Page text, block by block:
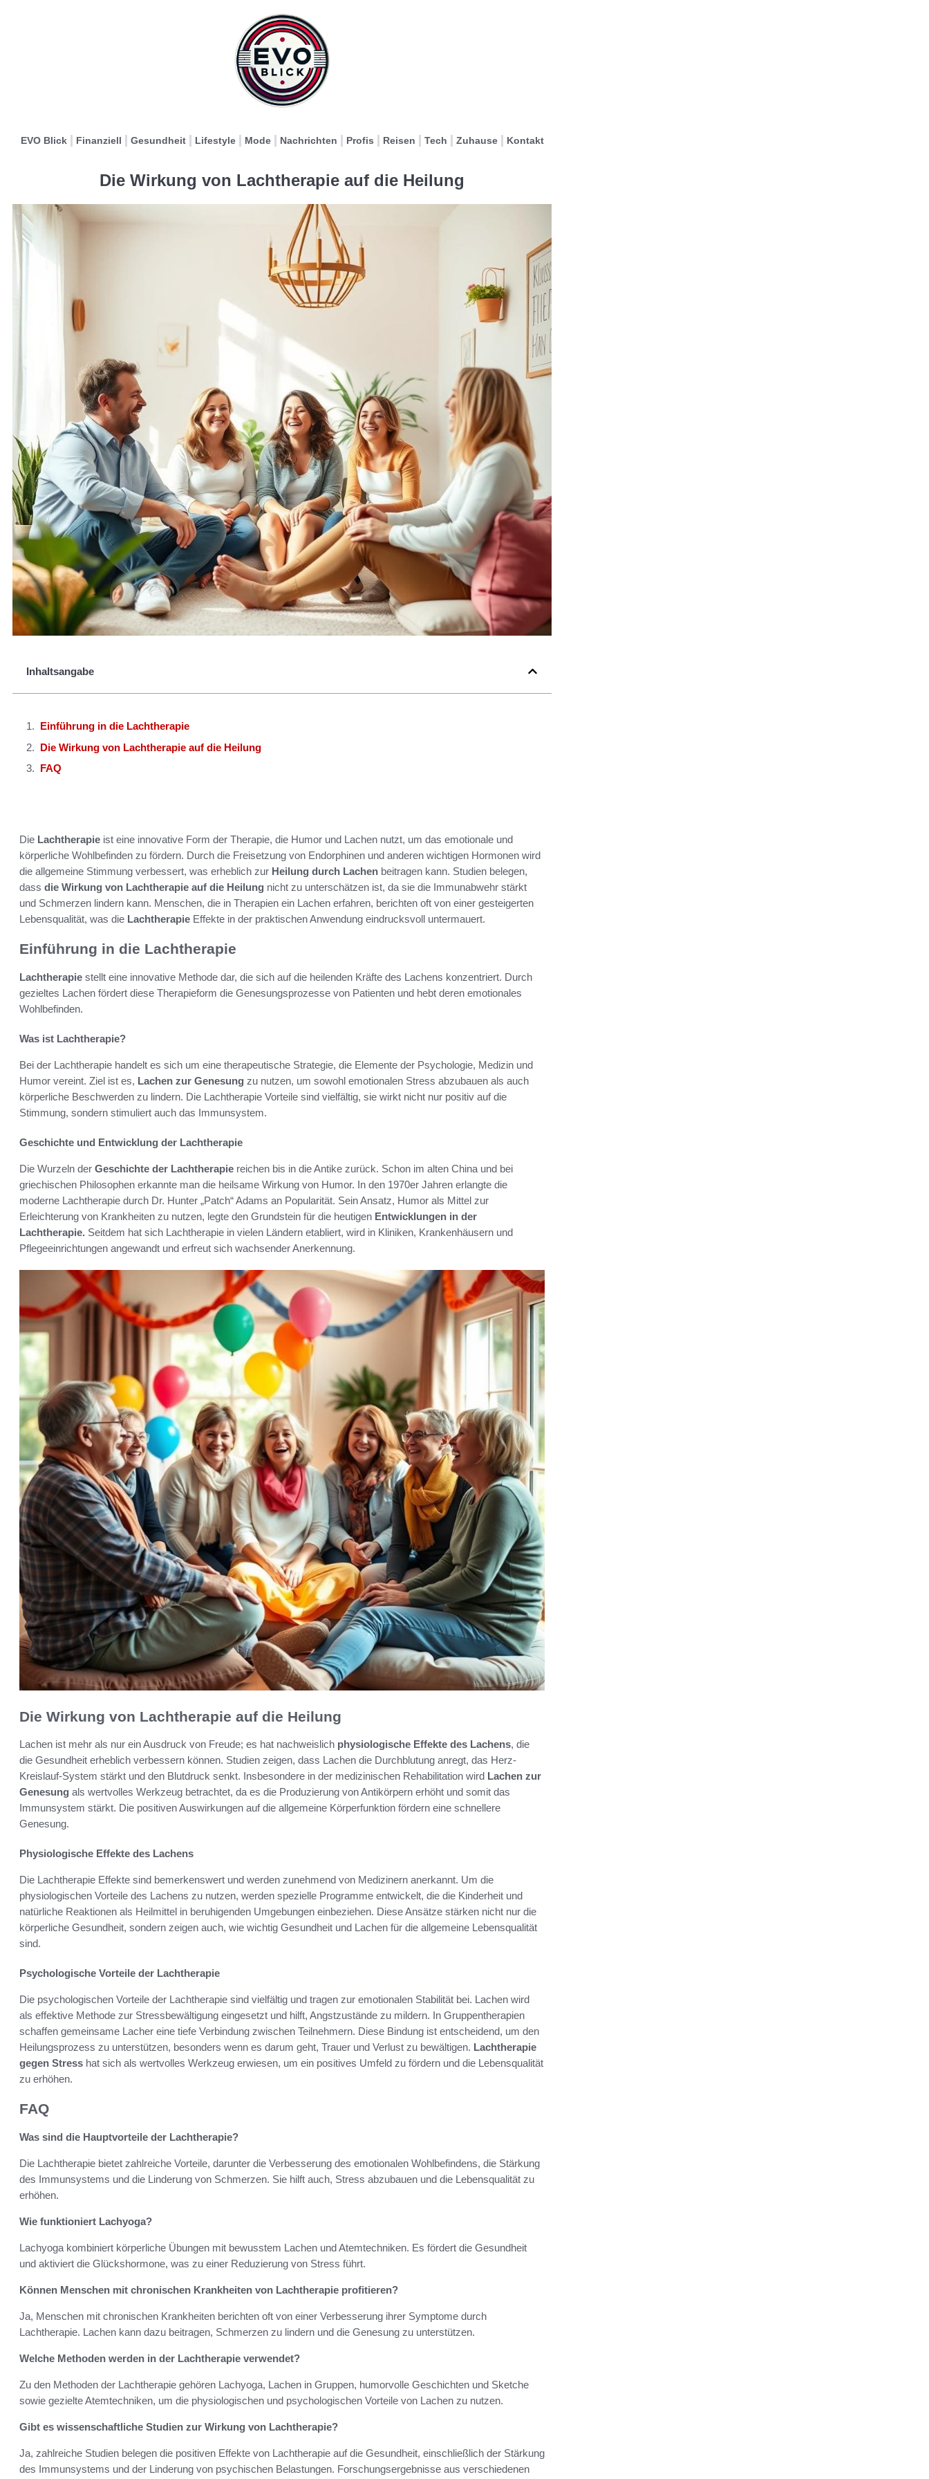
EVO Blick Finanziell Gesundheit Lifestyle Mode Nachrichten Profis Reisen Tech Zuhause Kontakt
Die Wirkung von Lachtherapie auf die Heilung
Inhaltsangabe
Einführung in die Lachtherapie
Die Wirkung von Lachtherapie auf die Heilung
FAQ
Die Lachtherapie ist eine innovative Form der Therapie, die Humor und Lachen nutzt, um das emotionale und
körperliche Wohlbefinden zu fördern. Durch die Freisetzung von Endorphinen und anderen wichtigen Hormonen wird
die allgemeine Stimmung verbessert, was erheblich zur Heilung durch Lachen beitragen kann. Studien belegen,
dass die Wirkung von Lachtherapie auf die Heilung nicht zu unterschätzen ist, da sie die Immunabwehr stärkt
und Schmerzen lindern kann. Menschen, die in Therapien ein Lachen erfahren, berichten oft von einer gesteigerten
Lebensqualität, was die Lachtherapie Effekte in der praktischen Anwendung eindrucksvoll untermauert.
Einführung in die Lachtherapie
Lachtherapie stellt eine innovative Methode dar, die sich auf die heilenden Kräfte des Lachens konzentriert. Durch
gezieltes Lachen fördert diese Therapieform die Genesungsprozesse von Patienten und hebt deren emotionales
Wohlbefinden.
Was ist Lachtherapie?
Bei der Lachtherapie handelt es sich um eine therapeutische Strategie, die Elemente der Psychologie, Medizin und
Humor vereint. Ziel ist es, Lachen zur Genesung zu nutzen, um sowohl emotionalen Stress abzubauen als auch
körperliche Beschwerden zu lindern. Die Lachtherapie Vorteile sind vielfältig, sie wirkt nicht nur positiv auf die
Stimmung, sondern stimuliert auch das Immunsystem.
Geschichte und Entwicklung der Lachtherapie
Die Wurzeln der Geschichte der Lachtherapie reichen bis in die Antike zurück. Schon im alten China und bei
griechischen Philosophen erkannte man die heilsame Wirkung von Humor. In den 1970er Jahren erlangte die
moderne Lachtherapie durch Dr. Hunter „Patch“ Adams an Popularität. Sein Ansatz, Humor als Mittel zur
Erleichterung von Krankheiten zu nutzen, legte den Grundstein für die heutigen Entwicklungen in der
Lachtherapie. Seitdem hat sich Lachtherapie in vielen Ländern etabliert, wird in Kliniken, Krankenhäusern und
Pflegeeinrichtungen angewandt und erfreut sich wachsender Anerkennung.
Die Wirkung von Lachtherapie auf die Heilung
Lachen ist mehr als nur ein Ausdruck von Freude; es hat nachweislich physiologische Effekte des Lachens, die
die Gesundheit erheblich verbessern können. Studien zeigen, dass Lachen die Durchblutung anregt, das Herz-
Kreislauf-System stärkt und den Blutdruck senkt. Insbesondere in der medizinischen Rehabilitation wird Lachen zur
Genesung als wertvolles Werkzeug betrachtet, da es die Produzierung von Antikörpern erhöht und somit das
Immunsystem stärkt. Die positiven Auswirkungen auf die allgemeine Körperfunktion fördern eine schnellere
Genesung.
Physiologische Effekte des Lachens
Die Lachtherapie Effekte sind bemerkenswert und werden zunehmend von Medizinern anerkannt. Um die
physiologischen Vorteile des Lachens zu nutzen, werden spezielle Programme entwickelt, die die Kinderheit und
natürliche Reaktionen als Heilmittel in beruhigenden Umgebungen einbeziehen. Diese Ansätze stärken nicht nur die
körperliche Gesundheit, sondern zeigen auch, wie wichtig Gesundheit und Lachen für die allgemeine Lebensqualität
sind.
Psychologische Vorteile der Lachtherapie
Die psychologischen Vorteile der Lachtherapie sind vielfältig und tragen zur emotionalen Stabilität bei. Lachen wird
als effektive Methode zur Stressbewältigung eingesetzt und hilft, Angstzustände zu mildern. In Gruppentherapien
schaffen gemeinsame Lacher eine tiefe Verbindung zwischen Teilnehmern. Diese Bindung ist entscheidend, um den
Heilungsprozess zu unterstützen, besonders wenn es darum geht, Trauer und Verlust zu bewältigen. Lachtherapie
gegen Stress hat sich als wertvolles Werkzeug erwiesen, um ein positives Umfeld zu fördern und die Lebensqualität
zu erhöhen.
FAQ
Was sind die Hauptvorteile der Lachtherapie?
Die Lachtherapie bietet zahlreiche Vorteile, darunter die Verbesserung des emotionalen Wohlbefindens, die Stärkung
des Immunsystems und die Linderung von Schmerzen. Sie hilft auch, Stress abzubauen und die Lebensqualität zu
erhöhen.
Wie funktioniert Lachyoga?
Lachyoga kombiniert körperliche Übungen mit bewusstem Lachen und Atemtechniken. Es fördert die Gesundheit
und aktiviert die Glückshormone, was zu einer Reduzierung von Stress führt.
Können Menschen mit chronischen Krankheiten von Lachtherapie profitieren?
Ja, Menschen mit chronischen Krankheiten berichten oft von einer Verbesserung ihrer Symptome durch
Lachtherapie. Lachen kann dazu beitragen, Schmerzen zu lindern und die Genesung zu unterstützen.
Welche Methoden werden in der Lachtherapie verwendet?
Zu den Methoden der Lachtherapie gehören Lachyoga, Lachen in Gruppen, humorvolle Geschichten und Sketche
sowie gezielte Atemtechniken, um die physiologischen und psychologischen Vorteile von Lachen zu nutzen.
Gibt es wissenschaftliche Studien zur Wirkung von Lachtherapie?
Ja, zahlreiche Studien belegen die positiven Effekte von Lachtherapie auf die Gesundheit, einschließlich der Stärkung
des Immunsystems und der Linderung von psychischen Belastungen. Forschungsergebnisse aus verschiedenen